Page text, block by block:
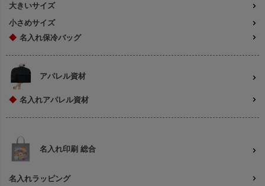
大きいサイズ
小さめサイズ
◆ 名入れ保冷バッグ
アパレル資材
◆ 名入れアパレル資材
名入れ印刷 総合
名入れラッピング